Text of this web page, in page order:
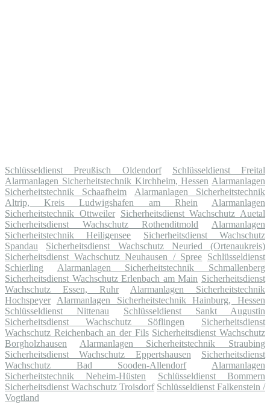
Schlüsseldienst Preußisch Oldendorf
Schlüsseldienst Freital
Alarmanlagen Sicherheitstechnik Kirchheim, Hessen Alarmanlagen
Sicherheitstechnik Schaafheim
Alarmanlagen Sicherheitstechnik
Altrip, Kreis Ludwigshafen am Rhein
Alarmanlagen
Sicherheitstechnik Ottweiler
Sicherheitsdienst Wachschutz Auetal
Sicherheitsdienst Wachschutz Rothenditmold
Alarmanlagen
Sicherheitstechnik Heiligensee
Sicherheitsdienst Wachschutz
Spandau
Sicherheitsdienst Wachschutz Neuried (Ortenaukreis)
Sicherheitsdienst Wachschutz Neuhausen / Spree Schlüsseldienst
Schierling
Alarmanlagen Sicherheitstechnik Schmallenberg
Sicherheitsdienst Wachschutz Erlenbach am Main Sicherheitsdienst
Wachschutz Essen, Ruhr
Alarmanlagen Sicherheitstechnik
Hochspeyer
Alarmanlagen Sicherheitstechnik Hainburg, Hessen
Schlüsseldienst Nittenau
Schlüsseldienst Sankt Augustin
Sicherheitsdienst Wachschutz Söflingen
Sicherheitsdienst
Wachschutz Reichenbach an der Fils Sicherheitsdienst Wachschutz
Borgholzhausen
Alarmanlagen Sicherheitstechnik Straubing
Sicherheitsdienst Wachschutz Eppertshausen
Sicherheitsdienst
Wachschutz Bad Sooden-Allendorf
Alarmanlagen
Sicherheitstechnik Neheim-Hüsten
Schlüsseldienst Bommern
Sicherheitsdienst Wachschutz Troisdorf Schlüsseldienst Falkenstein /
Vogtland